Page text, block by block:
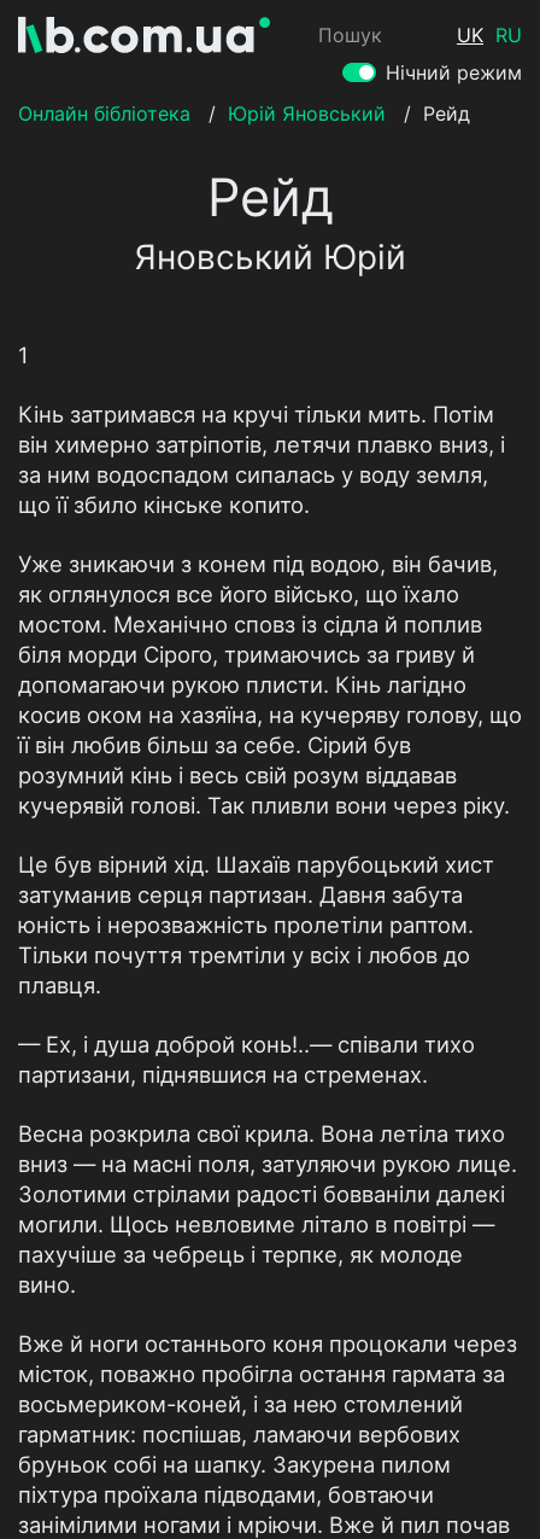
Пошук UK RU
Нічний режим
Онлайн бібліотека
/ Юрій Яновський / Рейд
Рейд
Яновський Юрій
1
Кінь затримався на кручі тільки мить. Потім
він химерно затріпотів, летячи плавко вниз, і
за ним водоспадом сипалась у воду земля,
що її збило кінське копито.
Уже зникаючи з конем під водою, він бачив,
як оглянулося все його військо, що їхало
мостом. Механічно сповз із сідла й поплив
біля морди Сірого, тримаючись за гриву й
допомагаючи рукою плисти. Кінь лагідно
косив оком на хазяїна, на кучеряву голову, що
її він любив більш за себе. Сірий був
розумний кінь і весь свій розум віддавав
кучерявій голові. Так пливли вони через ріку.
Це був вірний хід. Шахаїв парубоцький хист
затуманив серця партизан. Давня забута
юність і нерозважність пролетіли раптом.
Тільки почуття тремтіли у всіх і любов до
плавця.
— Ех, і душа доброй конь!..— співали тихо
партизани, піднявшися на стременах.
Весна розкрила свої крила. Вона летіла тихо
вниз — на масні поля, затуляючи рукою лице.
Золотими стрілами радості бовваніли далекі
могили. Щось невловиме літало в повітрі —
пахучіше за чебрець і терпке, як молоде
вино.
Вже й ноги останнього коня процокали через
місток, поважно пробігла остання гармата за
восьмериком-коней, і за нею стомлений
гарматник: поспішав, ламаючи вербових
бруньок собі на шапку. Закурена пилом
піхтура проїхала підводами, бовтаючи
занімілими ногами і мріючи. Вже й пил почав